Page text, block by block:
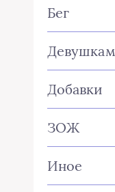
Бег
Девушкам
Добавки
ЗОЖ
Иное